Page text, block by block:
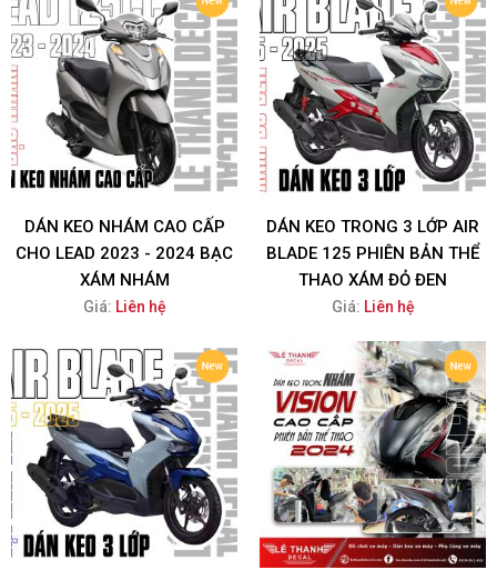
DÁN KEO NHÁM CAO CẤP
CHO LEAD 2023 - 2024 BẠC
XÁM NHÁM
Giá: Liên hệ
DÁN KEO TRONG 3 LỚP AIR
BLADE 125 PHIÊN BẢN THỂ
THAO XÁM ĐỎ ĐEN
Giá: Liên hệ